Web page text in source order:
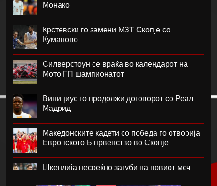
Монако
Крстевски го замени МЗТ Скопје со
Куманово
Силверстоун се враќа во календарот на
Мото ГП шампионатот
Винициус го продолжи договорот со Реал
Мадрид
Македонските кадети со победа го отворија
Европското Б првенство во Скопје
Шкендија несреќно загуби на првиот меч